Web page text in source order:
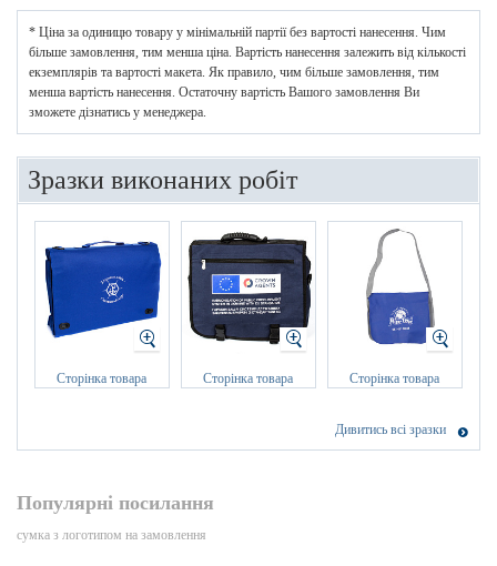
* Ціна за одиницю товару у мінімальній партії без вартості нанесення. Чим
більше замовлення, тим менша ціна. Вартість нанесення залежить від кількості
екземплярів та вартості макета. Як правило, чим більше замовлення, тим
менша вартість нанесення. Остаточну вартість Вашого замовлення Ви
зможете дізнатись у менеджера.
Зразки виконаних робіт
Сторінка товара Сторінка товара Сторінка товара
Дивитись всі зразки
Популярні посилання
сумка з логотипом на замовлення